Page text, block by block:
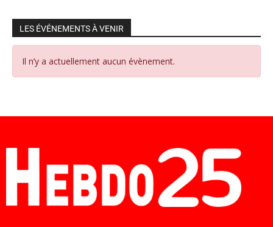
LES ÉVÉNEMENTS À VENIR
Il n’y a actuellement aucun évènement.